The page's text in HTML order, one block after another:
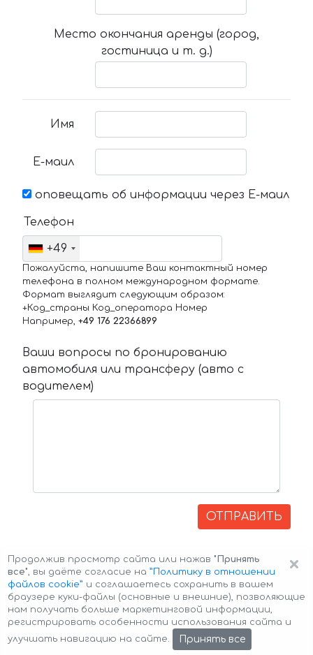
Место окончания аренды (город,
гостиница и т. д.)
Имя
Е-маил
оповещать об информации через Е-маил
Телефон
+49
Пожалуйста, напишите Ваш контактный номер
телефона в полном международном формате.
Формат выглядит следующим образом:
+Код_страны Код_оператора Номер
Например, +49 176 22366899
Ваши вопросы по бронированию
автомобиля или трансферу (авто с
водителем)
ОТПРАВИТЬ
Авторские права © 2026 Авто-Аренда Cookie Policy
×
Продолжив просмотр сайта или нажав "Принять
все", вы даёте согласие на ”Политику в отношении
файлов cookie” и соглашаетесь сохранить в вашем
браузере куки-файлы (основные и внешние), позволяющие
нам получать больше маркетинговой информации,
регистрировать особенности использования сайта и
улучшать навигацию на сайте.
Принять все